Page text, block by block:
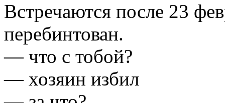
Встречаются после 23
перебинтован.
— что с тобой?
— хозяин избил